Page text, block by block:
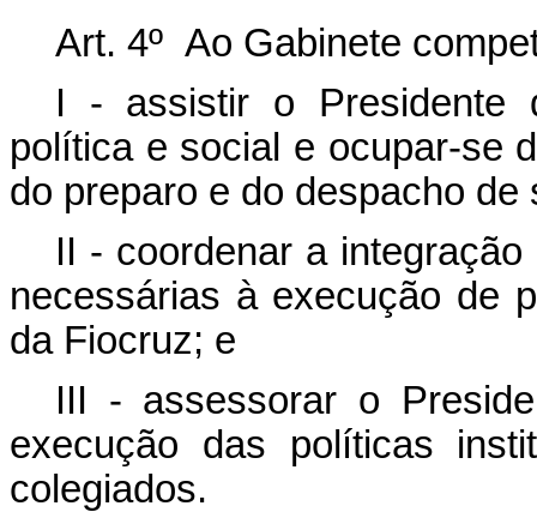
Art. 4º Ao Gabinete
I - assistir o Presidente
política e social e ocupar-se
do preparo e do despacho de
II - coordenar a
necessárias à execução de
da Fiocruz; e
III - assessorar o
execução das políticas
colegiados.